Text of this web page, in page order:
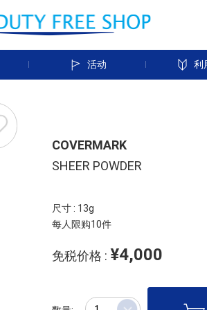
活动 利
COVERMARK
SHEER POWDER
尺寸 : 13g
每人限购10件
免税价格 : ¥4,000